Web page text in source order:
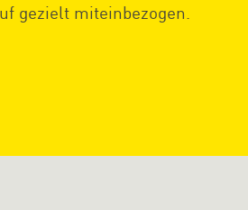
gezielt miteinbezogen.